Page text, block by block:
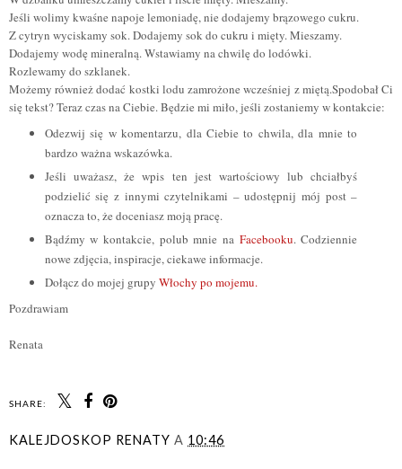
Jeśli wolimy kwaśne napoje lemoniadę, nie dodajemy brązowego cukru.
Z cytryn wyciskamy sok. Dodajemy sok do cukru i mięty. Mieszamy.
Dodajemy wodę mineralną. Wstawiamy na chwilę do lodówki.
Rozlewamy do szklanek.
Możemy również dodać kostki lodu zamrożone wcześniej z miętą.Spodobał Ci
się tekst? Teraz czas na Ciebie. Będzie mi miło, jeśli zostaniemy w kontakcie:
Odezwij się w komentarzu, dla Ciebie to chwila, dla mnie to
bardzo ważna wskazówka.
Jeśli uważasz, że wpis ten jest wartościowy lub chciałbyś
podzielić się z innymi czytelnikami – udostępnij mój post –
oznacza to, że doceniasz moją pracę.
Bądźmy w kontakcie, polub mnie na Facebooku. Codziennie
nowe zdjęcia, inspiracje, ciekawe informacje.
Dołącz do mojej grupy Włochy po mojemu.
Pozdrawiam
Renata
SHARE:
KALEJDOSKOP RENATY A 10:46